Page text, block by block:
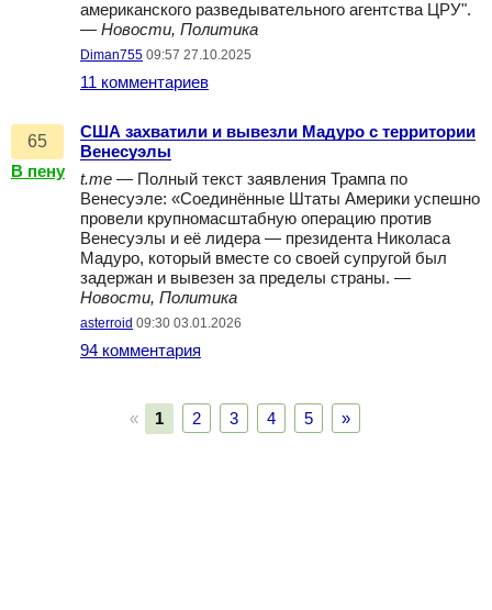
американского разведывательного агентства ЦРУ".
— Новости, Политика
Diman755 09:57 27.10.2025
11 комментариев
65
В пену
США захватили и вывезли Мадуро с территории
Венесуэлы
t.me — Полный текст заявления Трампа по
Венесуэле: «Соединённые Штаты Америки успешно
провели крупномасштабную операцию против
Венесуэлы и её лидера — президента Николаса
Мадуро, который вместе со своей супругой был
задержан и вывезен за пределы страны. —
Новости, Политика
asterroid 09:30 03.01.2026
94 комментария
« 1 2 3 4 5 »